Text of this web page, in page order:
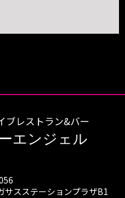
ブレストラン&バー
エンジェル
スステーションプラザB1